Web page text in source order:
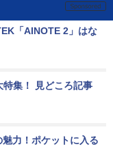
「AINOTE 2」はな
特集！ 見どころ記事
力！ポケットに入る